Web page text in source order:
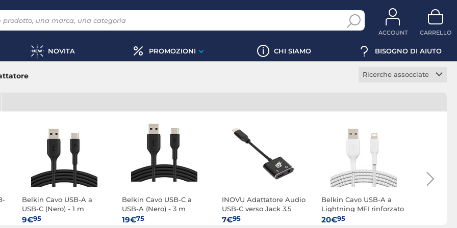
ACCOUNT CARRELLO
NOVITA PROMOZIONI CHI SIAMO BISOGNO DI AIUTO
Ricerche assocciate
Belkin Cavo USB-A a
USB-C (Nero) - 1 m
9€95
Belkin Cavo USB-C a
USB-A (Nero) - 3 m
19€75
INOVU Adattatore Audio
USB-C verso Jack 3.5
mm + USB-C Power
7€95
Belkin Cavo USB-A a
Lightning MFI rinforzato
(Bianco) - 1 m
20€95